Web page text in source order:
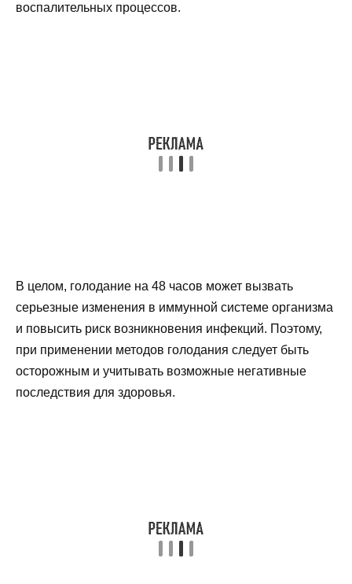
воспалительных процессов.
В целом, голодание на 48 часов может вызвать
серьезные изменения в иммунной системе организма
и повысить риск возникновения инфекций. Поэтому,
при применении методов голодания следует быть
осторожным и учитывать возможные негативные
последствия для здоровья.